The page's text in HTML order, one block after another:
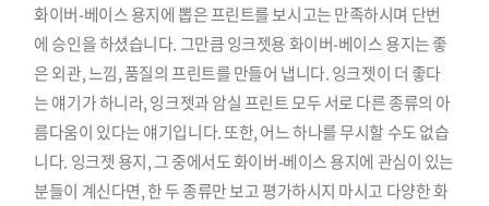
화이버-베이스 용지에 뽑은 프린트를 보시고는 만족하시며 단번
에 승인을 하셨습니다. 그만큼 잉크젯용 화이버-베이스 용지는 좋
은 외관, 느낌, 품질의 프린트를 만들어 냅니다. 잉크젯이 더 좋다
는 얘기가 하니라, 잉크젯과 암실 프린트 모두 서로 다른 종류의 아
름다움이 있다는 얘기입니다. 또한, 어느 하나를 무시할 수도 없습
니다. 잉크젯 용지, 그 중에서도 화이버-베이스 용지에 관심이 있는
분들이 계신다면, 한 두 종류만 보고 평가하시지 마시고 다양한 화